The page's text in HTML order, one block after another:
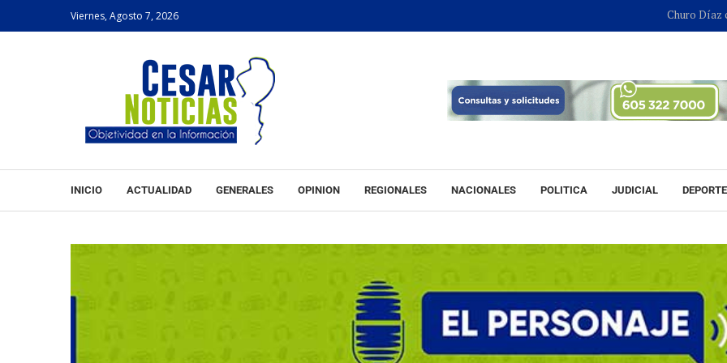
Viernes, Agosto 7, 2026 Churo Díaz
INICIO ACTUALIDAD GENERALES OPINION REGIONALES NACIONALES POLITICA JUDICIAL